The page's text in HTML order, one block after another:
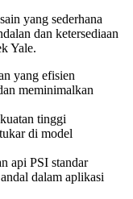
yang sederhana
dan ketersediaan
Yale.
yang efisien
meminimalkan
tinggi
di model
api PSI standar
dalam aplikasi